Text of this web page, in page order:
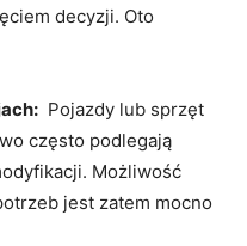
decyzji.‌ Oto
⁤ Pojazdy lub ⁤sprzęt
​często podlegają
Możliwość
jest‍ zatem mocno